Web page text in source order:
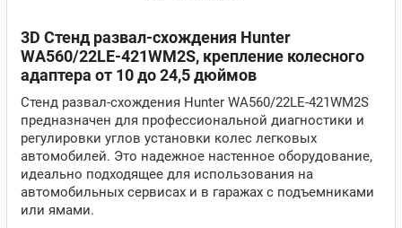
3D Стенд развал-схождения Hunter
WA560/22LE-421WM2S, крепление колесного
адаптера от 10 до 24,5 дюймов
Стенд развал-схождения Hunter WA560/22LE-421WM2S
предназначен для профессиональной диагностики и
регулировки углов установки колес легковых
автомобилей. Это надежное настенное оборудование,
идеально подходящее для использования на
автомобильных сервисах и в гаражах с подъемниками
или ямами.